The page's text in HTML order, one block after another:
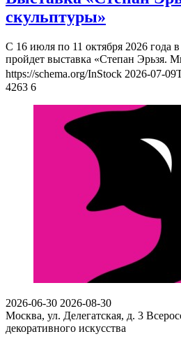
скульптуры»
С 16 июля по 11 октября 2026 года
пройдет выставка «Степан Эрьзя.
https://schema.org/InStock 2026-07-
4263 6
2026-06-30 2026-08-30
Москва, ул. Делегатская, д. 3
декоративного искусства